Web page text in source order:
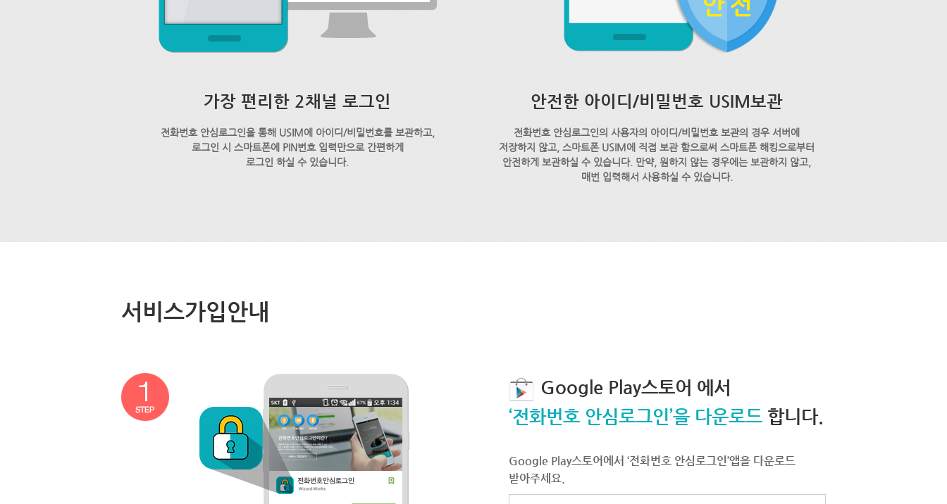
가장 편리한 2채널 로그인
전화번호 안심로그인을 통해 USIM에 아이디/비밀번호를 보관하고,
로그인 시 스마트폰에 PIN번호 입력만으로 간편하게
로그인 하실 수 있습니다.
안전한 아이디/비밀번호 USIM보관
전화번호 안심로그인의 사용자의 아이디/비밀번호 보관의 경우 서버에
저장하지 않고, 스마트폰 USIM에 직접 보관 함으로써 스마트폰 해킹으로부터
안전하게 보관하실 수 있습니다. 만약, 원하지 않는 경우에는 보관하지 않고,
매번 입력해서 사용하실 수 있습니다.
서비스가입안내
Google Play스토어 에서
‘전화번호 안심로그인’을 다운로드 합니다.
Google Play스토어에서 ‘전화번호 안심로그인’앱을 다운로드
받아주세요.